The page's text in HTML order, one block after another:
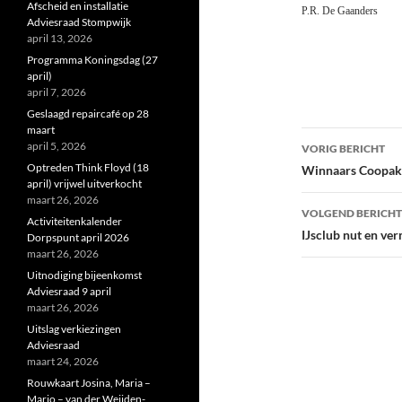
P.R. De Gaanders
Bericht
navigatie
VORIG BERICHT
Winnaars
VOLGEND BERICHT
IJsclub nut en
Afscheid en installatie
Adviesraad Stompwijk
april 13, 2026
Programma Koningsdag (27
april)
april 7, 2026
Geslaagd repaircafé op 28
maart
april 5, 2026
Optreden Think Floyd (18
april) vrijwel uitverkocht
maart 26, 2026
Activiteitenkalender
Dorpspunt april 2026
maart 26, 2026
Uitnodiging bijeenkomst
Adviesraad 9 april
maart 26, 2026
Uitslag verkiezingen
Adviesraad
maart 24, 2026
Rouwkaart Josina, Maria –
Marjo – van der Weijden-